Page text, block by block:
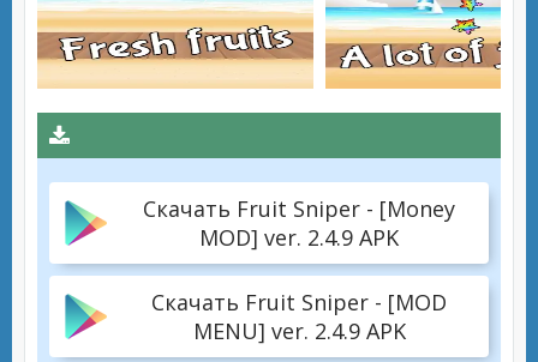
Скачать Fruit Sniper - [Money
MOD] ver. 2.4.9 APK
Скачать Fruit Sniper - [MOD
MENU] ver. 2.4.9 APK